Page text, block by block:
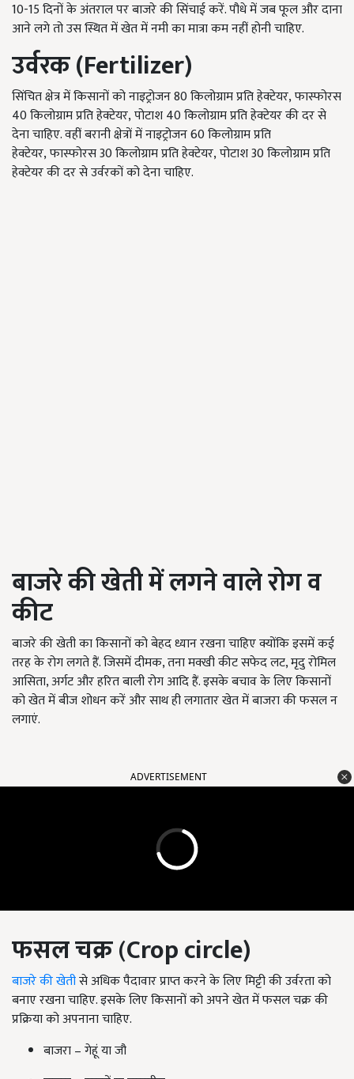
10-15 दिनों के अंतराल पर बाजरे की सिंचाई करें. पौधे में जब फूल और दाना
आने लगे तो उस स्थित में खेत में नमी का मात्रा कम नहीं होनी चाहिए.
उर्वरक(Fertilizer)
सिंचित क्षेत्र में किसानों को नाइट्रोजन 80 किलोग्राम प्रति हेक्टेयर, फास्फोरस
40 किलोग्राम प्रति हेक्टेयर, पोटाश 40 किलोग्राम प्रति हेक्टेयर की दर से
देना चाहिए. वहीं बरानी क्षेत्रों में नाइट्रोजन 60 किलोग्राम प्रति
हेक्टेयर, फास्फोरस 30 किलोग्राम प्रति हेक्टेयर, पोटाश 30 किलोग्राम प्रति
हेक्टेयर की दर से उर्वरकों को देना चाहिए.
बाजरे की खेती में लगने वाले रोग व
कीट
बाजरे की खेती का किसानों को बेहद ध्यान रखना चाहिए क्योंकि इसमें कई
तरह के रोग लगते हैं. जिसमें दीमक, तना मक्खी कीट सफेद लट, मृदु रोमिल
आसिता, अर्गट और हरित बाली रोग आदि हैं. इसके बचाव के लिए किसानों
को खेत में बीज शोधन करें और साथ ही लगातार खेत में बाजरा की फसल न
लगाएं.
ADVERTISEMENT
फसल चक्र(Crop circle)
बाजरे की खेतीसे अधिक पैदावार प्राप्त करने के लिए मिट्टी की उर्वरता को
बनाए रखना चाहिए. इसके लिए किसानों को अपने खेत में फसल चक्र की
प्रक्रिया को अपनाना चाहिए.
बाजरा – गेहूं या जौ